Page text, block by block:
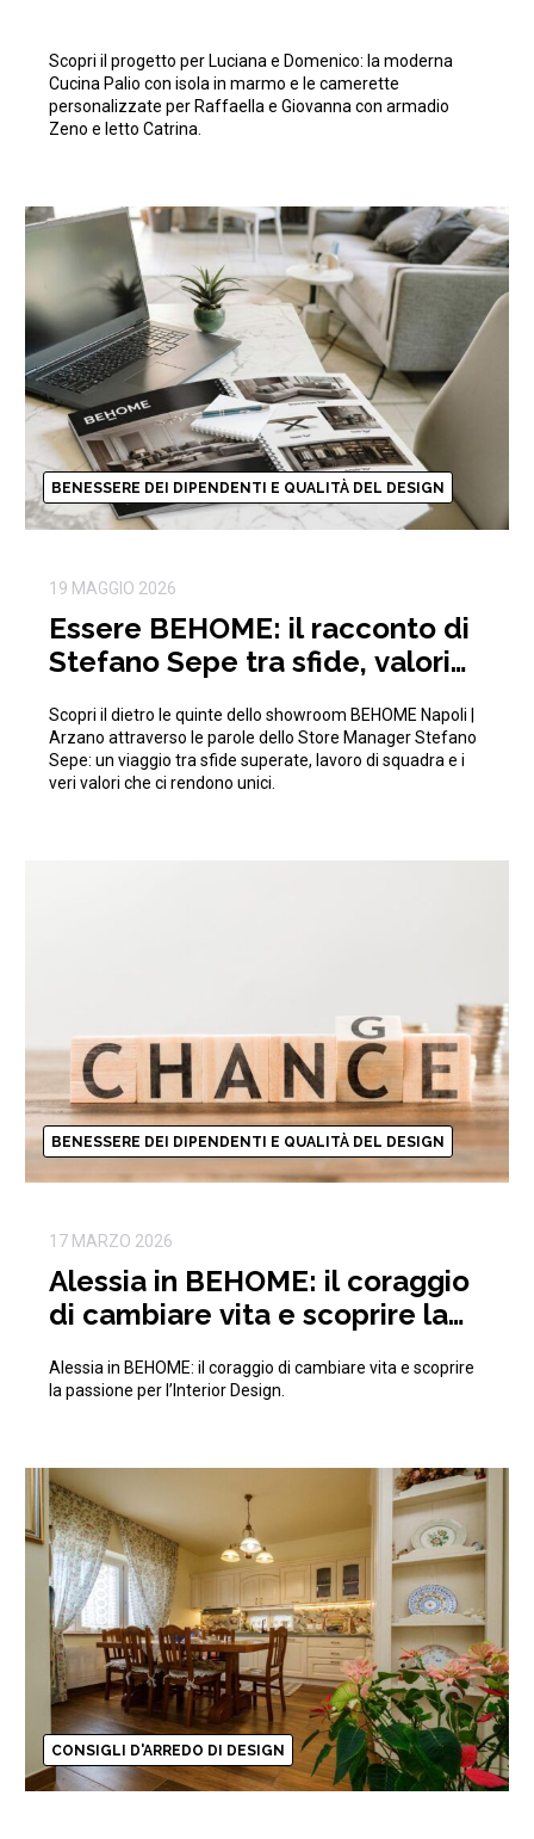
Scopri il progetto per Luciana e Domenico: la moderna
Cucina Palio con isola in marmo e le camerette
personalizzate per Raffaella e Giovanna con armadio
Zeno e letto Catrina.
BENESSERE DEI DIPENDENTI E QUALITÀ DEL DESIGN
19 MAGGIO 2026
Essere BEHOME: il racconto di
Stefano Sepe tra sfide, valori
Scopri il dietro le quinte dello showroom BEHOME Napoli |
Arzano attraverso le parole dello Store Manager Stefano
Sepe: un viaggio tra sfide superate, lavoro di squadra e i
veri valori che ci rendono unici.
BENESSERE DEI DIPENDENTI E QUALITÀ DEL DESIGN
17 MARZO 2026
Alessia in BEHOME: il coraggio
di cambiare vita e scoprire la
Alessia in BEHOME: il coraggio di cambiare vita e scoprire
la passione per l’Interior Design.
CONSIGLI D'ARREDO DI DESIGN